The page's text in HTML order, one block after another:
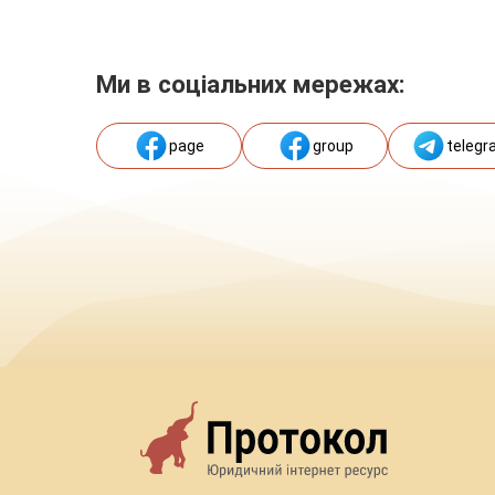
Ми в соціальних мережах:
page group